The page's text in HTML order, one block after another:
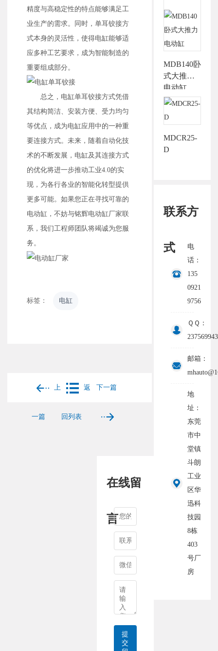
精度与高稳定性的特点能够满足工
业生产的需求。同时，单耳铰接方
式本身的灵活性，使得电缸能够适
应多种工艺要求，成为智能制造的
重要组成部分。
总之，电缸单耳铰接方式凭借
其结构简洁、安装方便、受力均匀
等优点，成为电缸应用中的一种重
要连接方式。未来，随着自动化技
术的不断发展，电缸及其连接方式
的优化将进一步推动工业4.0的实
现，为各行各业的智能化转型提供
更多可能。如果您正在寻找可靠的
电动缸，不妨与铭辉电动缸厂家联
系，我们工程师团队将竭诚为您服
务。
标签： 电缸
上
一篇
返
回列表
下一篇
MDB140卧
式大推力
电动缸
MDCR25-
D
联系方
式
电
话：
135
0921
9756
ＱＱ：
邮箱：
地
址：
东莞
市中
堂镇
斗朗
工业
区华
迅科
技园
8栋
403
号厂
房
在线留
言
提
交